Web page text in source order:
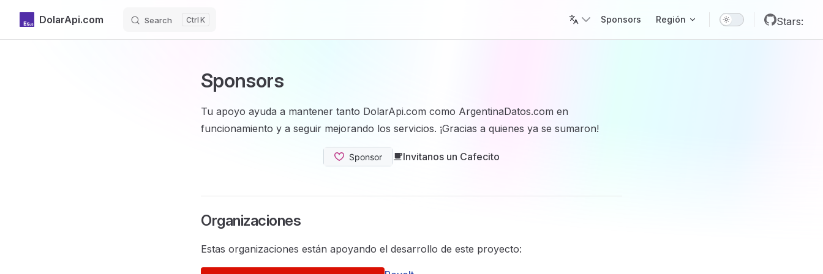
Skip to content
DolarApi.com Search K Sponsors Región Stars:
Sponsors
Tu apoyo ayuda a mantener tanto DolarApi.com como ArgentinaDatos.com en
funcionamiento y a seguir mejorando los servicios. ¡Gracias a quienes ya se sumaron!
Invitanos un Cafecito
Organizaciones
Estas organizaciones están apoyando el desarrollo de este proyecto: